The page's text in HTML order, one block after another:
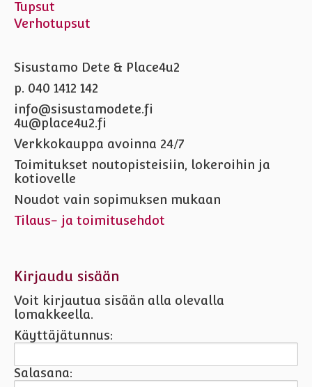
Tupsut
Verhotupsut
Sisustamo Dete & Place4u2
p. 040 1412 142
info@sisustamodete.fi
4u@place4u2.fi
Verkkokauppa avoinna 24/7
Toimitukset noutopisteisiin, lokeroihin ja
kotiovelle
Noudot vain sopimuksen mukaan
Tilaus- ja toimitusehdot
Kirjaudu sisään
Voit kirjautua sisään alla olevalla
lomakkeella.
Käyttäjätunnus:
Salasana: